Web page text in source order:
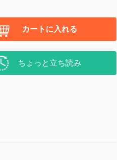
カートに入れる
ちょっと立ち読み